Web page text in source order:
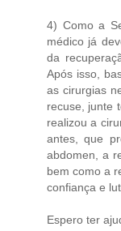
4) Como a
médico já
da
Após isso,
as cirurgias
recuse, junte
realizou a
antes, que
abdomen, a
bem como a
confiança e
Espero ter